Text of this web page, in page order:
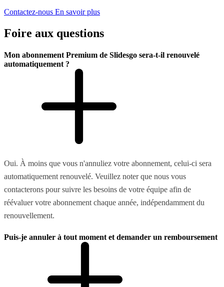
Contactez-nous En savoir plus
Foire aux questions
Mon abonnement Premium de Slidesgo sera-t-il renouvelé
automatiquement ?
Oui. À moins que vous n'annuliez votre abonnement, celui-ci sera
automatiquement renouvelé. Veuillez noter que nous vous
contacterons pour suivre les besoins de votre équipe afin de
réévaluer votre abonnement chaque année, indépendamment du
renouvellement.
Puis-je annuler à tout moment et demander un remboursement